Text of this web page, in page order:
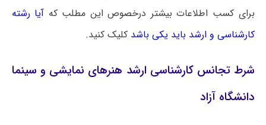
برای کسب اطلاعات بیشتر درخصوص این مطلب که آیا رشته
کارشناسی و ارشد باید یکی باشد کلیک کنید.
شرط تجانس کارشناسی ارشد هنرهای نمایشی و سینما
دانشگاه آزاد